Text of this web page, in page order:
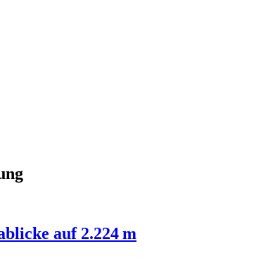
auf 2.224 m